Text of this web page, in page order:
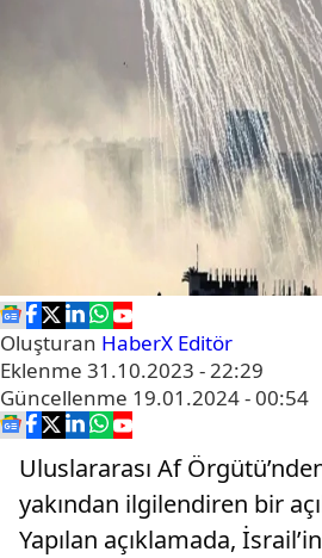
Oluşturan HaberX Editör
Eklenme 31.10.2023 - 22:29
Güncellenme 19.01.2024 - 00:54
Uluslararası Af
yakından ilgilendiren bir
Yapılan açıklamada,